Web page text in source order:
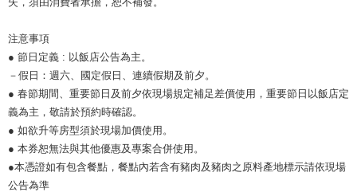
注意事項
● 節日定義 : 以飯店公告為主。
－假日：週六、國定假日、連續假期及前夕。
● 春節期間、重要節日及前夕依現場規定補足差價使用，重要節日以飯店定
義為主，敬請於預約時確認。
● 如欲升等房型須於現場加價使用。
● 本券恕無法與其他優惠及專案合併使用。
●本憑證如有包含餐點，餐點內若含有豬肉及豬肉之原料產地標示請依現場
公告為準